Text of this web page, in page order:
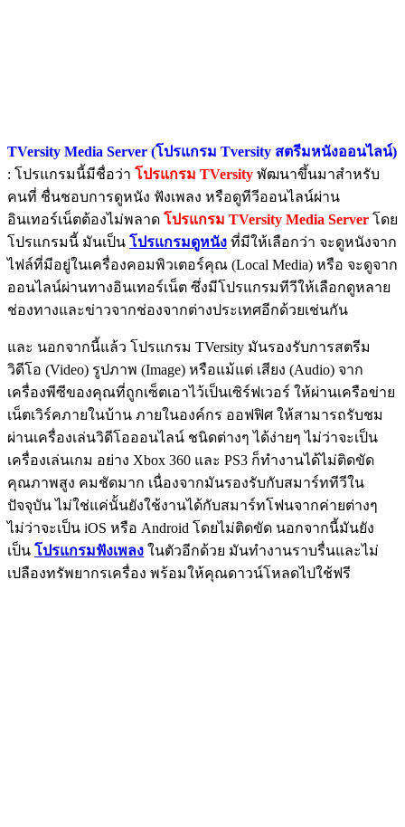
TVersity Media Server (โปรแกรม Tversity สตรีมหนังออนไลน์)
: โปรแกรมนี้มีชื่อว่า โปรแกรม TVersity พัฒนาขึ้นมาสำหรับ
คนที่ ชื่นชอบการดูหนัง ฟังเพลง หรือดูทีวีออนไลน์ผ่าน
อินเทอร์เน็ตต้องไม่พลาด โปรแกรม TVersity Media Server โดย
โปรแกรมนี้ มันเป็น โปรแกรมดูหนัง ที่มีให้เลือกว่า จะดูหนังจาก
ไฟล์ที่มีอยู่ในเครื่องคอมพิวเตอร์คุณ (Local Media) หรือ จะดูจาก
ออนไลน์ผ่านทางอินเทอร์เน็ต ซึ่งมีโปรแกรมทีวีให้เลือกดูหลาย
ช่องทางและข่าวจากช่องจากต่างประเทศอีกด้วยเช่นกัน
และ นอกจากนี้แล้ว โปรแกรม TVersity มันรองรับการสตรีม
วิดีโอ (Video) รูปภาพ (Image) หรือแม้แต่ เสียง (Audio) จาก
เครื่องพีซีของคุณที่ถูกเซ็ตเอาไว้เป็นเซิร์ฟเวอร์ ให้ผ่านเครือข่าย
เน็ตเวิร์คภายในบ้าน ภายในองค์กร ออฟฟิศ ให้สามารถรับชม
ผ่านเครื่องเล่นวิดีโอออนไลน์ ชนิดต่างๆ ได้ง่ายๆ ไม่ว่าจะเป็น
เครื่องเล่นเกม อย่าง Xbox 360 และ PS3 ก็ทำงานได้ไม่ติดขัด
คุณภาพสูง คมชัดมาก เนื่องจากมันรองรับกับสมาร์ททีวีใน
ปัจจุบัน ไม่ใช่แค่นั้นยังใช้งานได้กับสมาร์ทโฟนจากค่ายต่างๆ
ไม่ว่าจะเป็น iOS หรือ Android โดยไม่ติดขัด นอกจากนี้มันยัง
เป็น โปรแกรมฟังเพลง ในตัวอีกด้วย มันทำงานราบรื่นและไม่
เปลืองทรัพยากรเครื่อง พร้อมให้คุณดาวน์โหลดไปใช้ฟรี